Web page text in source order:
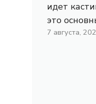
идет
это
7 августа,